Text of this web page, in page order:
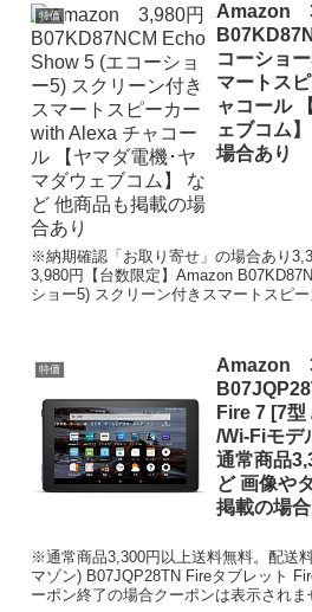
特価
Amazon
コーショ
マートス
ャコール
ェブコム
場合あり
※納期確認「お取り寄せ」の場合あり
3,980円【台数限定】Amazon
ショー5) スクリーン付きスマートスピ
特価
Amazon
Fire 7 [7
/Wi-Fiモデ
通常商品
ど 画像や
掲載の場
※通常商品3,300円以上送料無料。配送
マゾン) B07JQP28TN Fireタブレット
ーポン終了の場合クーポンは表示されま